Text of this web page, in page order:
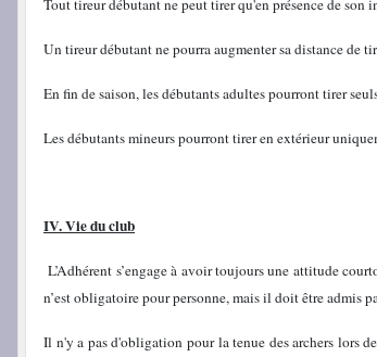
Un tireur débutant ne pourra augmenter sa distance de
En fin de saison, les débutants adultes pourront tirer
Les débutants mineurs pourront tirer en extérieur
IV. Vie du club
L’Adhérent s’engage à avoir toujours une attitude
n’est obligatoire pour personne, mais il doit être admis
Il n'y a pas d'obligation pour la tenue des archers lors